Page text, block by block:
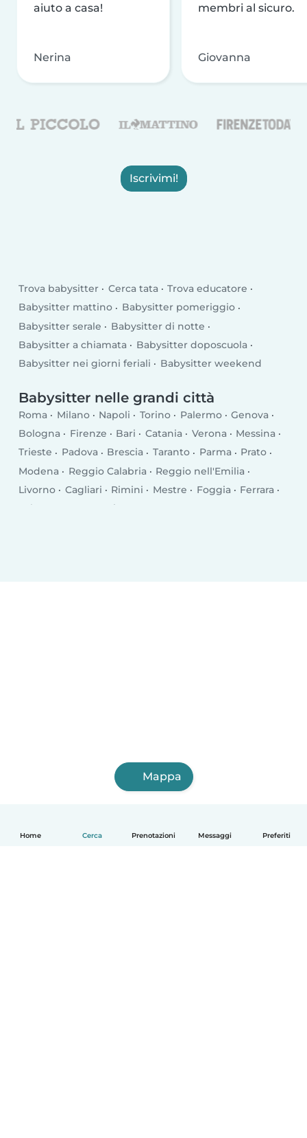
Home Cerca Prenotazioni Messaggi Preferiti
aiuto a casa!
Nerina
membri al sicuro.
Giovanna
Iscrivimi!
Trova babysitter Cerca tata
Trova educatore
Babysitter mattino
Babysitter pomeriggio
Babysitter serale
Babysitter di notte
Babysitter a chiamata
Babysitter doposcuola
Babysitter nei giorni feriali
Babysitter weekend
Babysitter nelle grandi città
Roma Milano Napoli Torino Palermo
Genova
Bologna
Firenze Bari Catania Verona
Messina
Trieste
Padova Brescia Taranto Parma
Prato
Modena
Reggio Calabria
Reggio nell'Emilia
Livorno
Cagliari Rimini Mestre Foggia
Ferrara
Salerno
Siracusa
Mappa